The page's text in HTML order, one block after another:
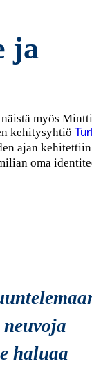
ja
myös
kehitysyhtiö
ajan
oma
haluaa